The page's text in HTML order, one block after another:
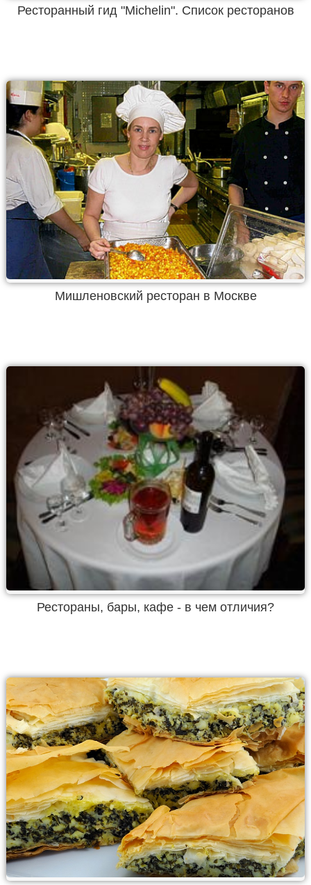
Ресторанный гид "Michelin". Список ресторанов
Мишленовский ресторан в Москве
Рестораны, бары, кафе - в чем отличия?